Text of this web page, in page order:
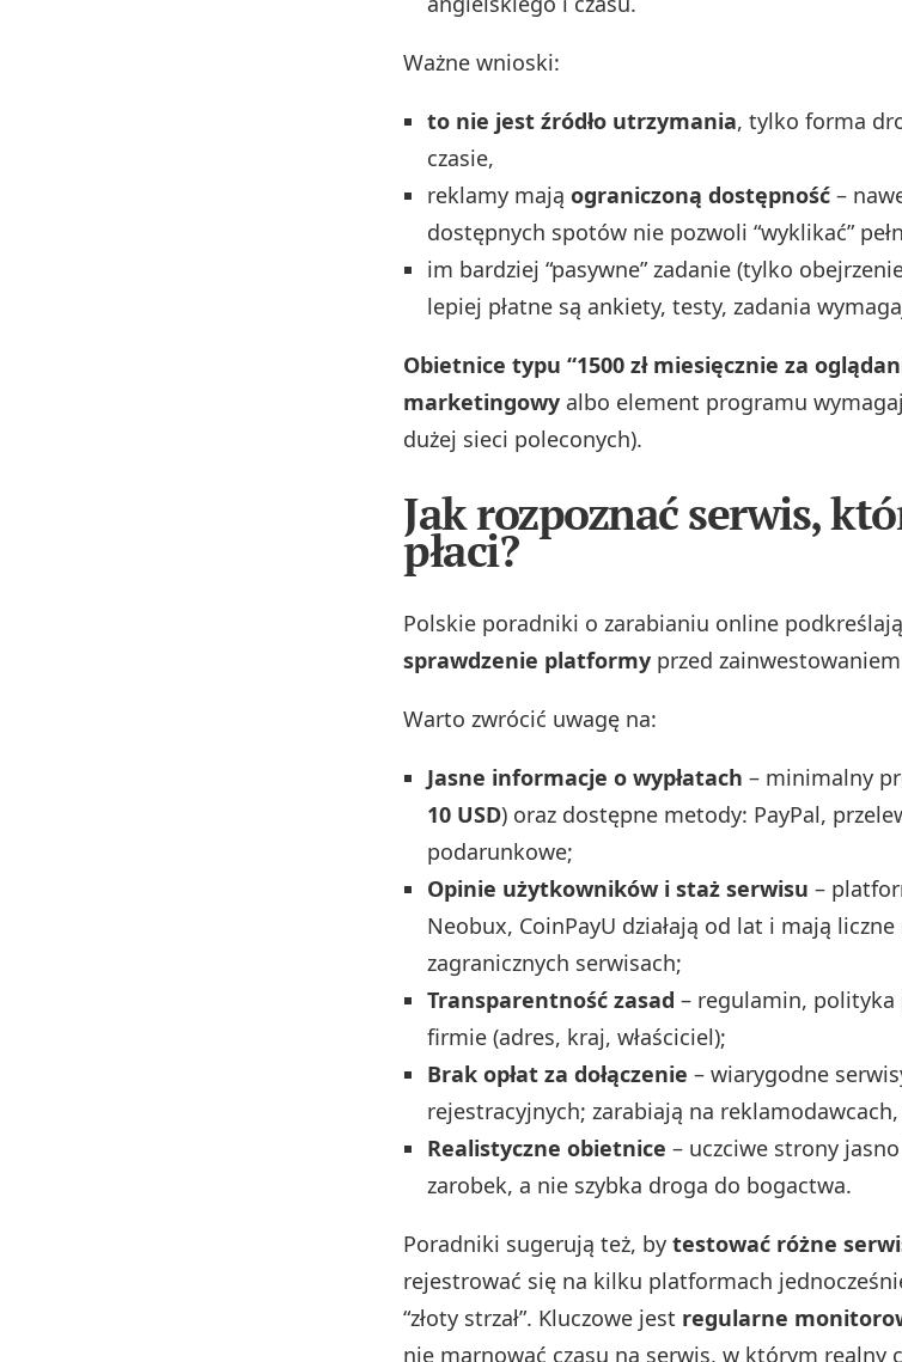
Ważne wnioski:
to nie jest źródło utrzymania, tylko forma
czasie,
reklamy mają ograniczoną dostępność –
dostępnych spotów nie pozwoli “wyklikać”
im bardziej “pasywne” zadanie (tylko
lepiej płatne są ankiety, testy, zadania
Obietnice typu “1500 zł miesięcznie za
marketingowy albo element programu
dużej sieci poleconych).
Jak rozpoznać serwis,
płaci?
Polskie poradniki o zarabianiu online
sprawdzenie platformy przed
Warto zwrócić uwagę na:
Jasne informacje o wypłatach – minimalny
10 USD) oraz dostępne metody: PayPal,
podarunkowe;
Opinie użytkowników i staż serwisu –
Neobux, CoinPayU działają od lat i mają
zagranicznych serwisach;
Transparentność zasad – regulamin,
firmie (adres, kraj, właściciel);
Brak opłat za dołączenie – wiarygodne
rejestracyjnych; zarabiają na
Realistyczne obietnice – uczciwe strony
zarobek, a nie szybka droga do bogactwa.
Poradniki sugerują też, by testować różne
rejestrować się na kilku platformach
“złoty strzał”. Kluczowe jest regularne
nie marnować czasu na serwis, w którym realny